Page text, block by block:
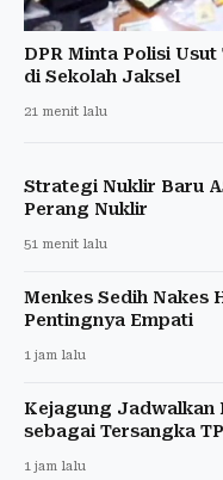
DPR Minta Polisi Usut
di Sekolah Jaksel
21 menit lalu
Strategi Nuklir Baru
Perang Nuklir
51 menit lalu
Menkes Sedih Nakes
Pentingnya Empati
1 jam lalu
Kejagung Jadwalkan
sebagai Tersangka
1 jam lalu